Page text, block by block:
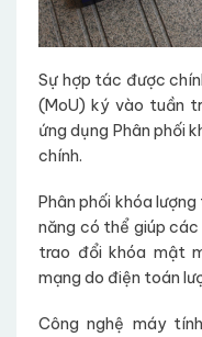
Sự hợp tác được
(MoU) ký vào tuần
ứng dụng Phân phối
chính.
Phân phối khóa
năng có thể giúp
trao đổi khóa mật
mạng do điện toán
Công nghệ máy